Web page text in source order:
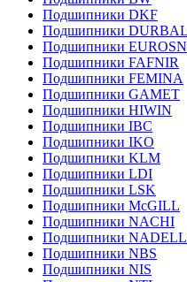
Подшипники DKF
Подшипники DURBAL
Подшипники
Подшипники FAFNIR
Подшипники FEMINA
Подшипники GAMET
Подшипники HIWIN
Подшипники IBC
Подшипники IKO
Подшипники KLM
Подшипники LDI
Подшипники LSK
Подшипники McGILL
Подшипники NACHI
Подшипники
Подшипники NBS
Подшипники NIS